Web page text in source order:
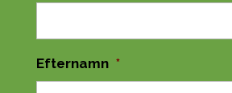
Efternamn *